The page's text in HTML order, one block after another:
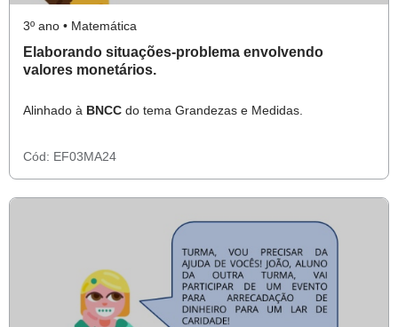
3º ano • Matemática
Elaborando situações-problema envolvendo
valores monetários.
Alinhado à BNCC do tema Grandezas e Medidas.
Cód: EF03MA24